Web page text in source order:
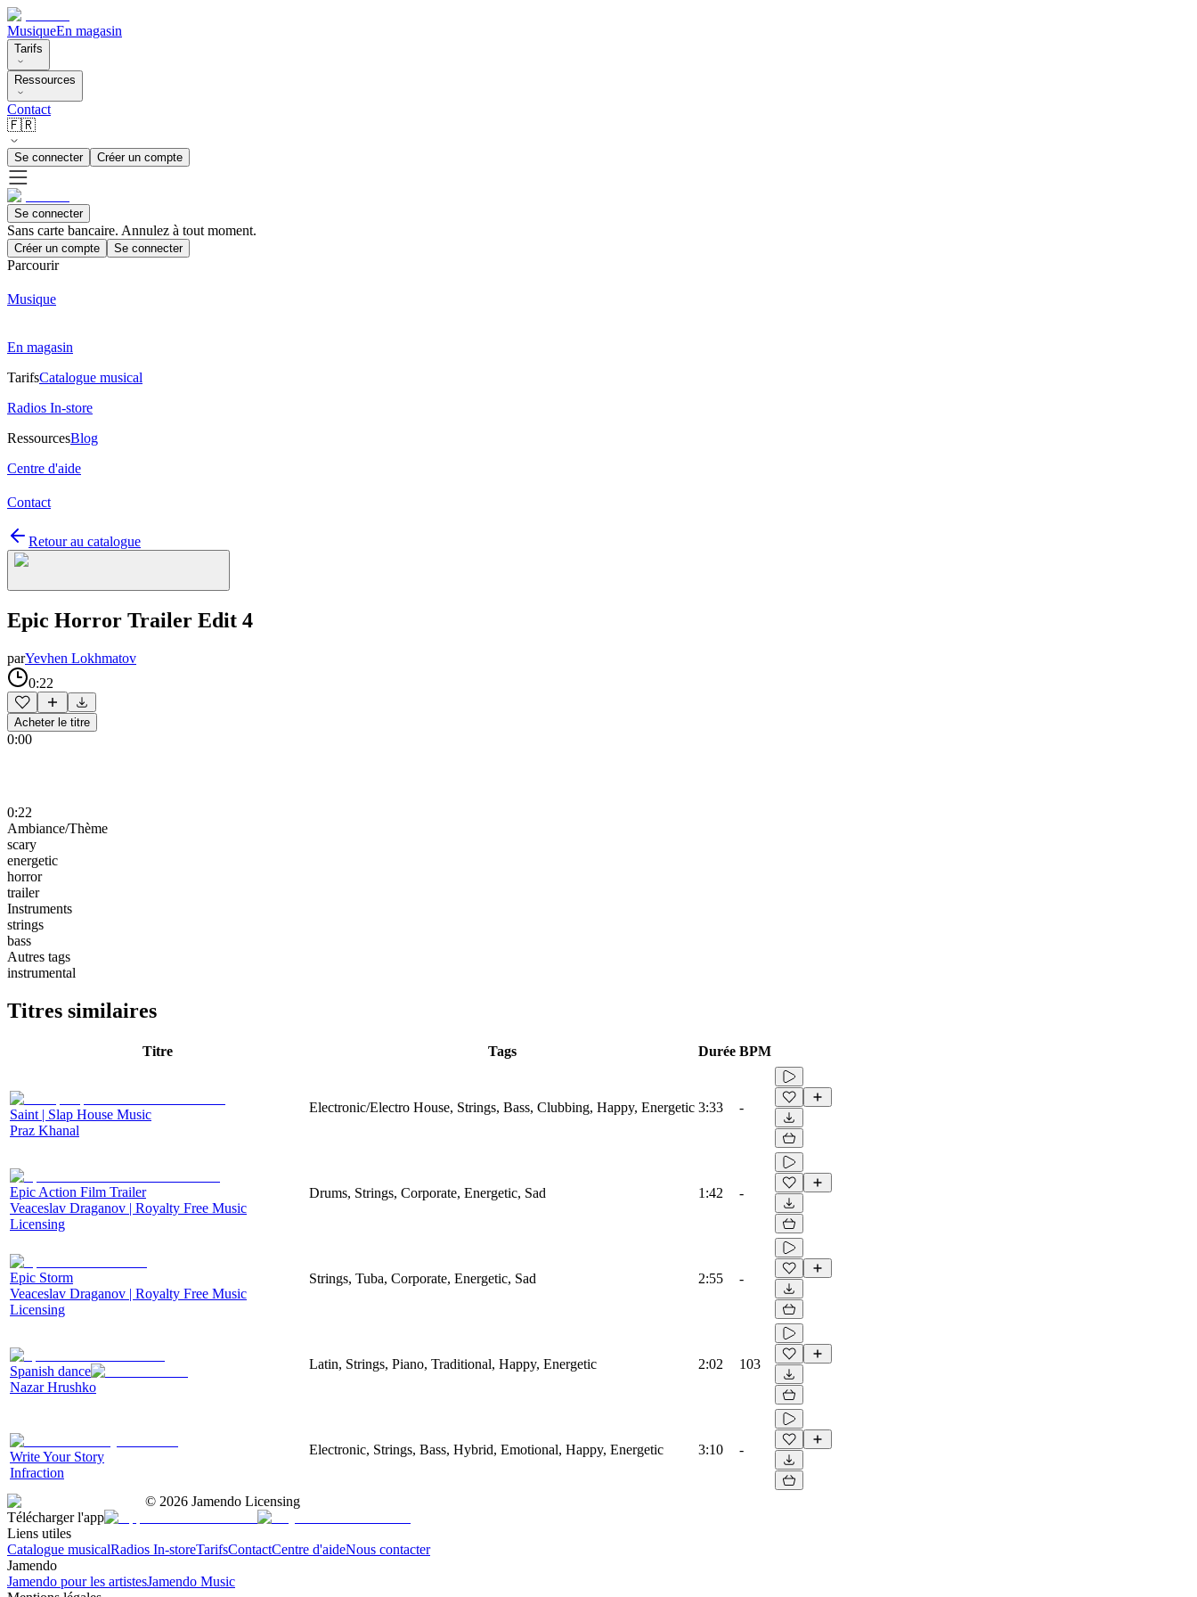
MusiqueEn magasin
Tarifs
Ressources
Contact
🇫🇷
Se connecter Créer un compte
Se connecter
Sans carte bancaire. Annulez à tout moment.
Créer un compte Se connecter
Parcourir
Musique
En magasin
TarifsCatalogue musical
Radios In-store
RessourcesBlog
Centre d'aide
Contact
Retour au catalogue
Epic Horror Trailer Edit 4
parYevhen Lokhmatov
0:22
Acheter le titre
0:00
0:22
Ambiance/Thème
scary
energetic
horror
trailer
Instruments
strings
bass
Autres tags
instrumental
Titres similaires
Titre Tags Durée BPM
Saint | Slap House Music
Praz Khanal
Electronic/Electro House, Strings, Bass, Clubbing, Happy, Energetic 3:33 -
Epic Action Film Trailer
Veaceslav Draganov | Royalty Free Music
Licensing
Drums, Strings, Corporate, Energetic, Sad 1:42 -
Epic Storm
Veaceslav Draganov | Royalty Free Music
Licensing
Strings, Tuba, Corporate, Energetic, Sad 2:55 -
Spanish dance
Nazar Hrushko
Latin, Strings, Piano, Traditional, Happy, Energetic 2:02 103
Write Your Story
Infraction
Electronic, Strings, Bass, Hybrid, Emotional, Happy, Energetic 3:10 -
© 2026 Jamendo Licensing
Télécharger l'app
Liens utiles
Catalogue musicalRadios In-storeTarifsContactCentre d'aideNous contacter
Jamendo
Jamendo pour les artistesJamendo Music